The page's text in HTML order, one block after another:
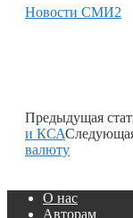
Новости СМИ2
Предыдущая
и КСА
валюту
О нас
Авторам